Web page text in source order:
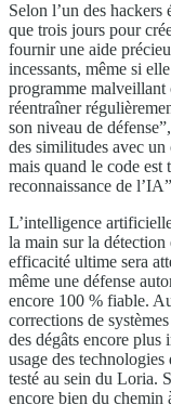
Selon l’un des
que trois jours pour
fournir une aide
incessants, même si
programme malveillant
réentraîner
son niveau de
des similitudes avec
mais quand le code
reconnaissance de
L’intelligence
la main sur la détection
efficacité ultime sera
même une défense
encore 100 % fiable.
corrections de
des dégâts encore
usage des
testé au sein du Loria.
encore bien du chemin